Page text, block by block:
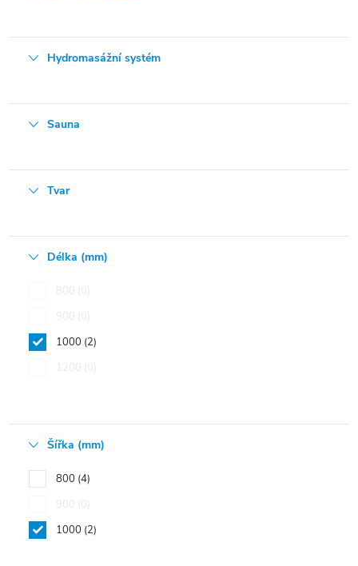
Hydromasážní systém
Sauna
Tvar
Délka (mm)
800
0
900
0
1000 2
1200
0
Šířka (mm)
800 4
900
0
1000 2